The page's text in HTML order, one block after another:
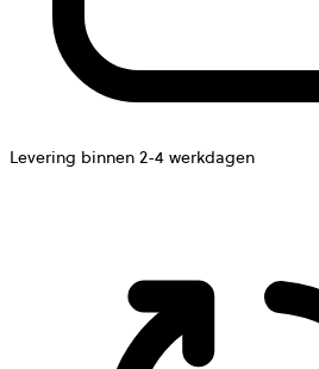
Levering binnen 2-4 werkdagen